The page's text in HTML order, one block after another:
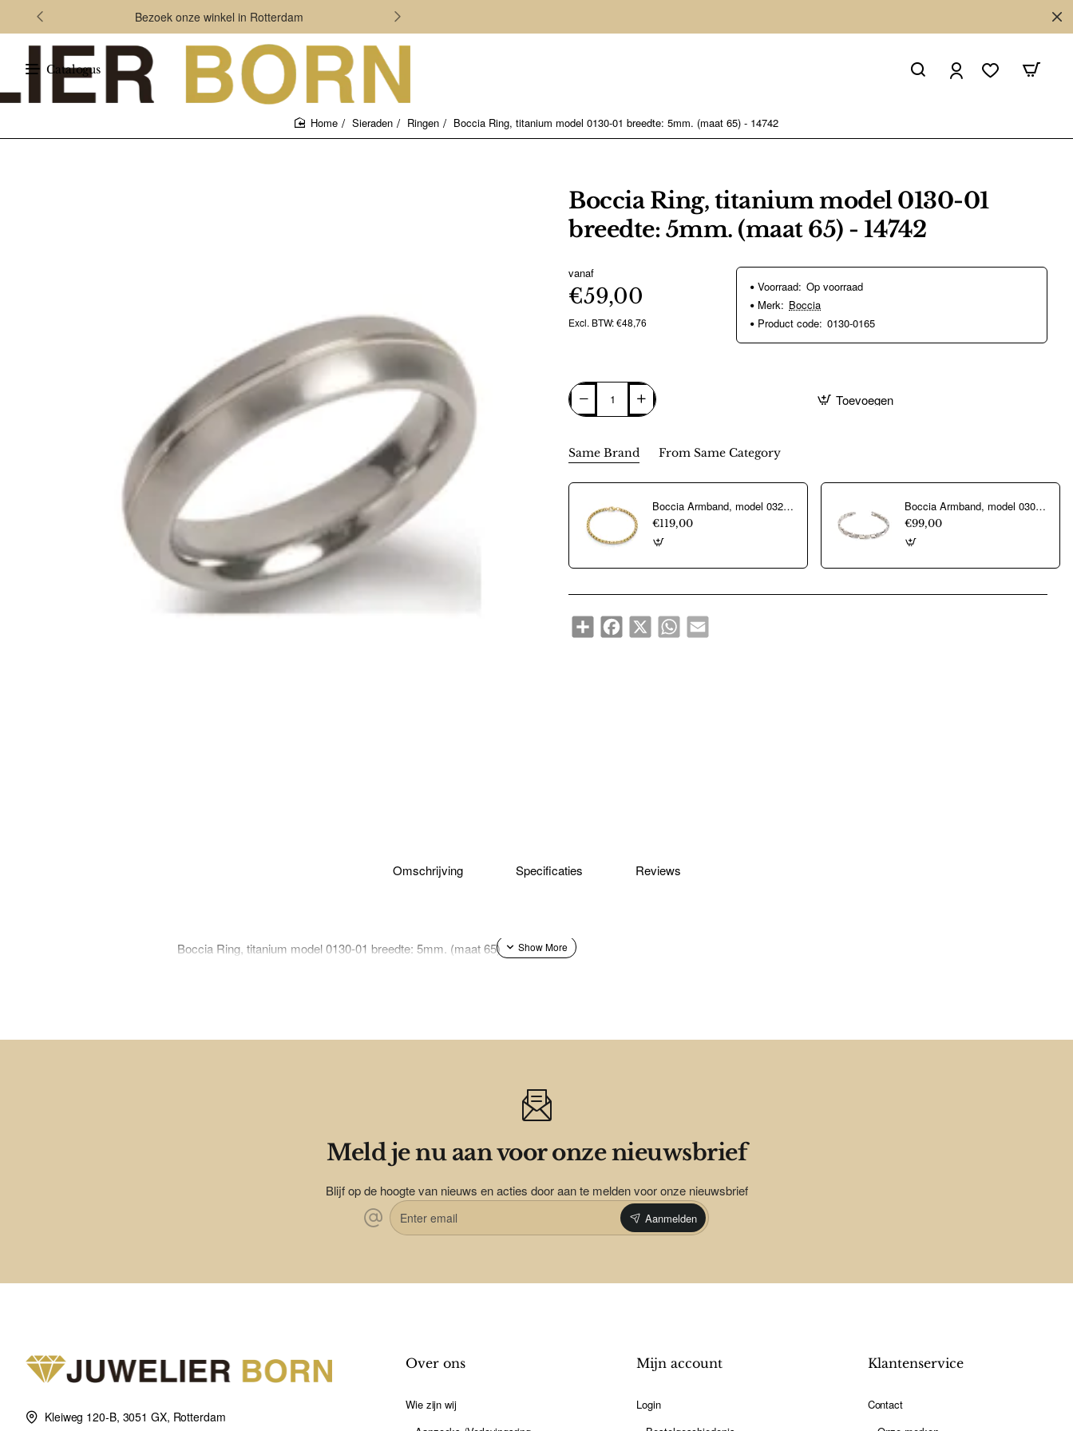
Bezoek onze winkel in Rotterdam
Catalogus
Sieraden Ringen Boccia Ring, titanium model 0130-01 breedte: 5mm. (maat 65) - 14742
Boccia Ring, titanium model 0130-01
breedte: 5mm. (maat 65) - 14742
vanaf
€59,00
Excl. BTW: €48,76
Voorraad: Op voorraad
Merk: Boccia
Product code: 0130-0165
Toevoegen
Same Brand From Same Category
Boccia Armband, model 0329-04 titanium/bicolour breedte schakel 4 mm.(18cm.) - 24470
€119,00
Boccia Armband, model 03007-01 - 19659
€99,00
ShareFacebook
X WhatsAppEmail
Omschrijving Specificaties Reviews
Boccia Ring, titanium model 0130-01 breedte: 5mm. (maat 65)
Meld je nu aan voor onze nieuwsbrief
Blijf op de hoogte van nieuws en acties door aan te melden voor onze nieuwsbrief
Enter
email
Aanmelden
Kleiweg 120-B, 3051 GX, Rotterdam
Over ons
Wie zijn wij
Mijn account
Login
Klantenservice
Contact